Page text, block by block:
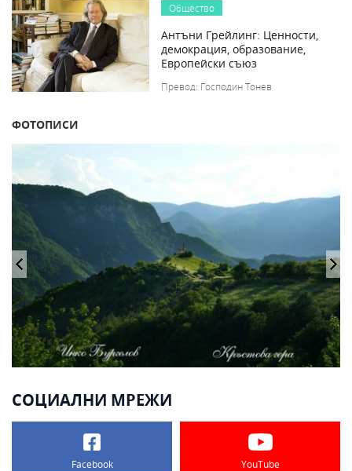
Общество
Антъни Грейлинг: Ценности,
демокрация, образование,
Европейски съюз
Превод: Господин Тонев
ФОТОПИСИ
СОЦИАЛНИ МРЕЖИ
Facebook YouTube